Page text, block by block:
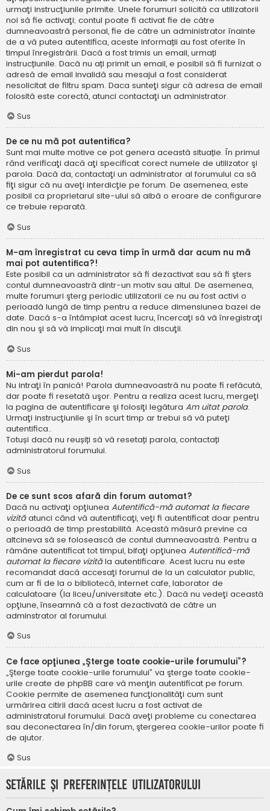
urmaţi instrucţiunile primite. Unele forumuri solicită ca utilizatorii
noi să fie activaţi; contul poate fi activat fie de către
dumneavoastră personal, fie de către un administrator înainte
de a vă putea autentifica, aceste informații au fost oferite în
timpul înregistrării. Dacă a fost trimis un email, urmați
instrucțiunile. Dacă nu ați primit un email, e posibil să fi furnizat o
adresă de email invalidă sau mesajul a fost considerat
nesolicitat de filtru spam. Daca sunteţi sigur că adresa de email
folosită este corectă, atunci contactaţi un administrator.
Sus
De ce nu mă pot autentifica?
Sunt mai multe motive ce pot genera această situație. În primul
rând verificaţi dacă aţi specificat corect numele de utilizator şi
parola. Dacă da, contactaţi un administrator al forumului ca să
fiţi sigur că nu aveţi interdicţie pe forum. De asemenea, este
posibil ca proprietarul site-ului să aibă o eroare de configurare
ce trebuie reparată.
Sus
M-am înregistrat cu ceva timp în urmă dar acum nu mă
mai pot autentifica?!
Este posibil ca un administrator să fi dezactivat sau să fi şters
contul dumneavoastră dintr-un motiv sau altul. De asemenea,
multe forumuri şterg periodic utilizatorii ce nu au fost activi o
perioadă lungă de timp pentru a reduce dimensiunea bazei de
date. Dacă s-a întâmplat acest lucru, încercaţi să vă înregistraţi
din nou şi să vă implicaţi mai mult în discuţii.
Sus
Mi-am pierdut parola!
Nu intraţi în panică! Parola dumneavoastră nu poate fi refăcută,
dar poate fi resetată uşor. Pentru a realiza acest lucru, mergeţi
la pagina de autentificare şi folosiţi legătura Am uitat parola.
Urmaţi instrucţiunile şi în scurt timp ar trebui să vă puteţi
autentifica..
Totuși dacă nu reușiți să vă resetați parola, contactați
administratorul forumului.
Sus
De ce sunt scos afară din forum automat?
Dacă nu activaţi opţiunea Autentifică-mă automat la fiecare
vizităatunci când vă autentificaţi, veţi fi autentificat doar pentru
o perioadă de timp prestabilită. Această măsură previne ca
altcineva să se folosească de contul dumneavoastră. Pentru a
rămâne autentificat tot timpul, bifaţi opţiunea Autentifică-mă
automat la fiecare vizităla autentificare. Acest lucru nu este
recomandat dacă accesaţi forumul de la un calculator public,
cum ar fi de la o bibliotecă, internet cafe, laborator de
calculatoare (la liceu/universitate etc.). Dacă nu vedeţi această
opţiune, înseamnă că a fost dezactivată de către un
adminstrator al forumului.
Sus
Ce face opţiunea „Şterge toate cookie-urile forumului”?
„Şterge toate cookie-urile forumului” va şterge toate cookie-
urile create de phpBB care vă menţin autentificat pe forum.
Cookie permite de asemenea funcţionalităţi cum sunt
urmărirea citirii dacă acest lucru a fost activat de
administratorul forumului. Dacă aveţi probleme cu conectarea
sau deconectarea în/din forum, ştergerea cookie-urilor poate fi
de ajutor.
Sus
Setările şi preferinţele utilizatorului